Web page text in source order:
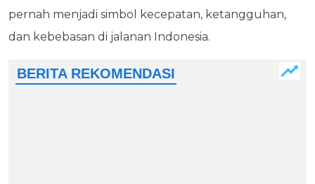
pernah menjadi simbol kecepatan, ketangguhan,
dan kebebasan di jalanan Indonesia.